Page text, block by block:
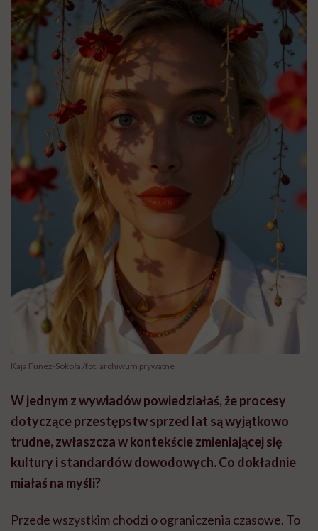
Kaja Funez-Sokoła /fot. archiwum prywatne
W jednym z wywiadów powiedziałaś, że procesy
dotyczące przestępstw sprzed lat są wyjątkowo
trudne, zwłaszcza w kontekście zmieniającej się
kultury i standardów dowodowych. Co dokładnie
miałaś na myśli?
Przede wszystkim chodzi o ograniczenia czasowe. To